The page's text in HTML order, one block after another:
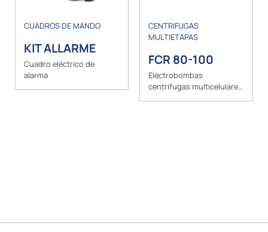
CUADROS DE MANDO
KIT ALLARME
Cuadro eléctrico de
alarma
CENTRIFUGAS
MULTIETAPAS
FCR 80-100
Electrobombas
centrífugas multicelulares